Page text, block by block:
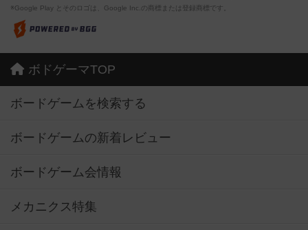
※Google Play とそのロゴは、Google Inc.の商標または登録商標です。
ボドゲーマTOP
ボードゲームを検索する
ボードゲームの新着レビュー
ボードゲーム会情報
メカニクス特集